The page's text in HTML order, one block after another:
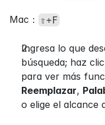
Mac： ⇧+F
Ingresa lo que
búsqueda; haz
para ver más
Reemplazar,
o elige el alcance